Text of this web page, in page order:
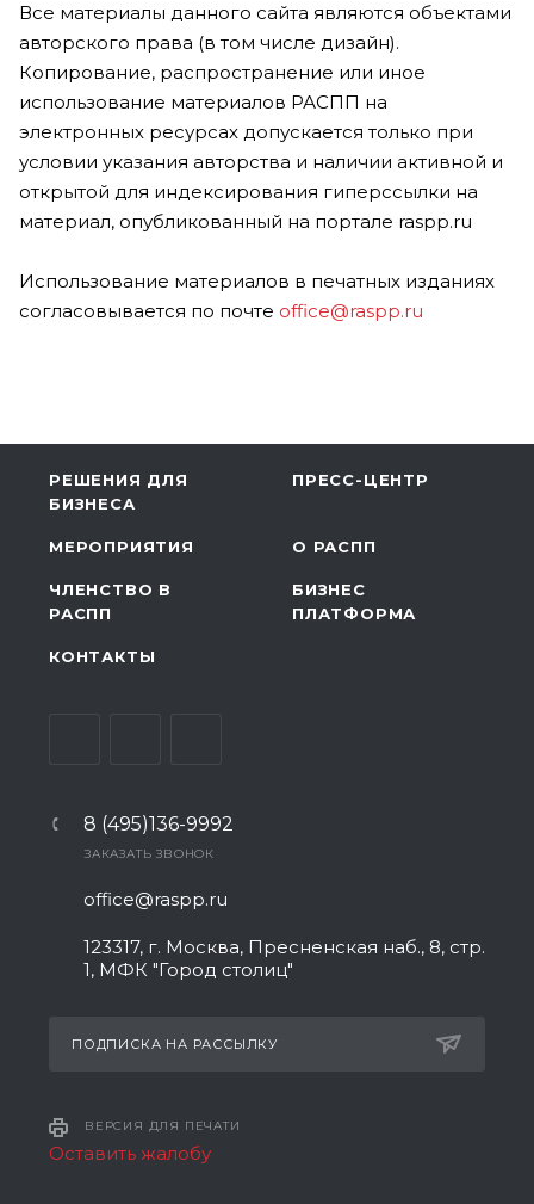
Все материалы данного сайта являются объектами
авторского права (в том числе дизайн).
Копирование, распространение или иное
использование материалов РАСПП на
электронных ресурсах допускается только при
условии указания авторства и наличии активной и
открытой для индексирования гиперссылки на
материал, опубликованный на портале raspp.ru
Использование материалов в печатных изданиях
согласовывается по почте office@raspp.ru
РЕШЕНИЯ ДЛЯ
БИЗНЕСА
ПРЕСС-ЦЕНТР
МЕРОПРИЯТИЯ О РАСПП
ЧЛЕНСТВО В
РАСПП
БИЗНЕС
ПЛАТФОРМА
КОНТАКТЫ
8 (495)136-9992
ЗАКАЗАТЬ ЗВОНОК
office@raspp.ru
123317, г. Москва, Пресненская наб., 8, стр.
1, МФК "Город столиц"
ПОДПИСКА НА РАССЫЛКУ
ВЕРСИЯ ДЛЯ ПЕЧАТИ
Оставить жалобу